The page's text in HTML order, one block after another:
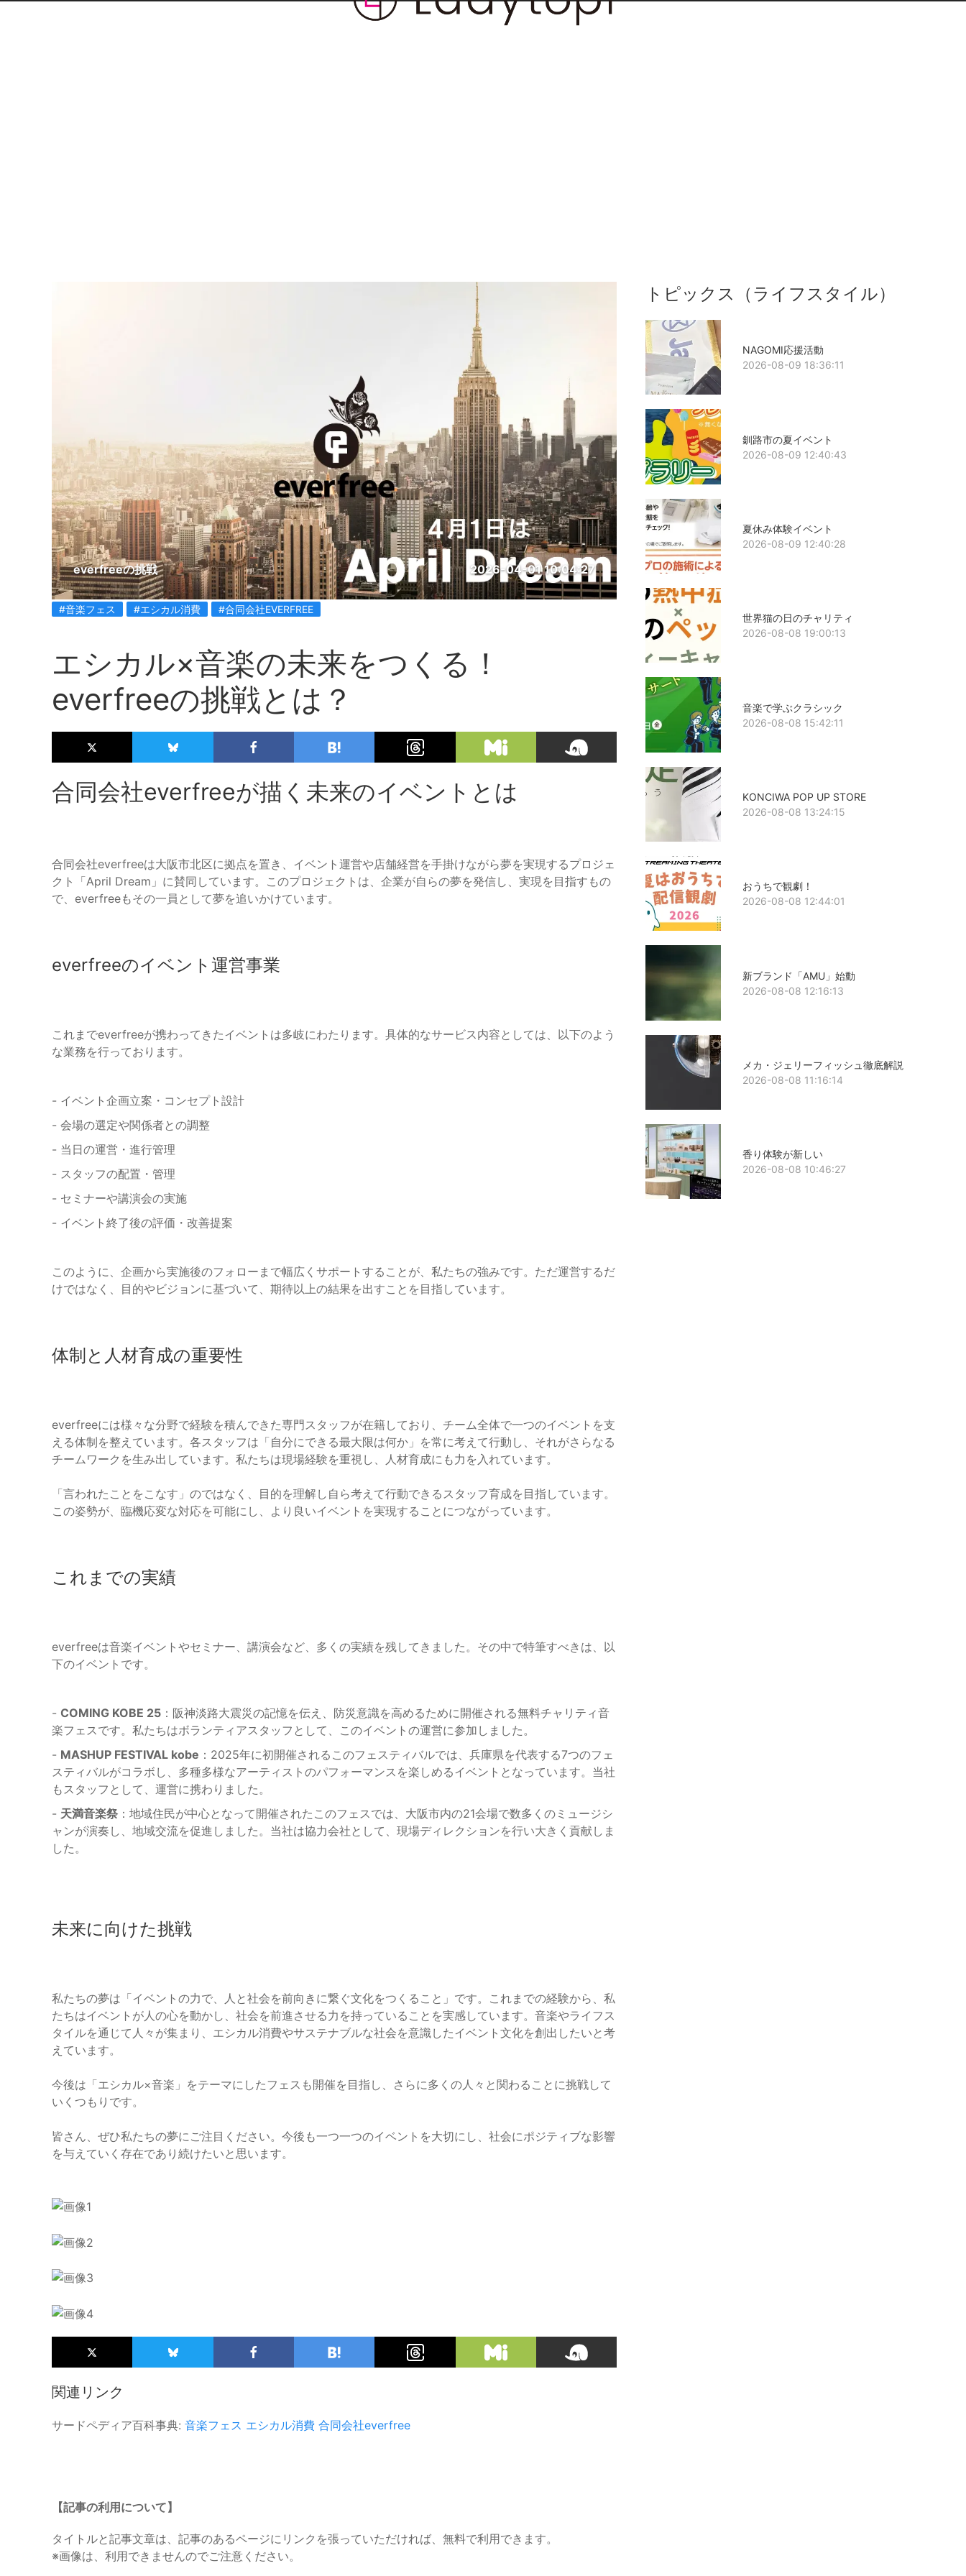
everfreeの挑戦 2026-04-01 10:04:27
#音楽フェス #エシカル消費 #合同会社EVERFREE
エシカル×音楽の未来をつくる！
everfreeの挑戦とは？
合同会社everfreeが描く未来のイベントとは
合同会社everfreeは大阪市北区に拠点を置き、イベント運営や店舗経営を手掛けながら夢を実現するプロジェ
クト「April Dream」に賛同しています。このプロジェクトは、企業が自らの夢を発信し、実現を目指すもの
で、everfreeもその一員として夢を追いかけています。
everfreeのイベント運営事業
これまでeverfreeが携わってきたイベントは多岐にわたります。具体的なサービス内容としては、以下のよう
な業務を行っております。
- イベント企画立案・コンセプト設計
- 会場の選定や関係者との調整
- 当日の運営・進行管理
- スタッフの配置・管理
- セミナーや講演会の実施
- イベント終了後の評価・改善提案
このように、企画から実施後のフォローまで幅広くサポートすることが、私たちの強みです。ただ運営するだ
けではなく、目的やビジョンに基づいて、期待以上の結果を出すことを目指しています。
体制と人材育成の重要性
everfreeには様々な分野で経験を積んできた専門スタッフが在籍しており、チーム全体で一つのイベントを支
える体制を整えています。各スタッフは「自分にできる最大限は何か」を常に考えて行動し、それがさらなる
チームワークを生み出しています。私たちは現場経験を重視し、人材育成にも力を入れています。
「言われたことをこなす」のではなく、目的を理解し自ら考えて行動できるスタッフ育成を目指しています。
この姿勢が、臨機応変な対応を可能にし、より良いイベントを実現することにつながっています。
これまでの実績
everfreeは音楽イベントやセミナー、講演会など、多くの実績を残してきました。その中で特筆すべきは、以
下のイベントです。
- COMING KOBE 25 ：阪神淡路大震災の記憶を伝え、防災意識を高めるために開催される無料チャリティ音
楽フェスです。私たちはボランティアスタッフとして、このイベントの運営に参加しました。
- MASHUP FESTIVAL kobe ：2025年に初開催されるこのフェスティバルでは、兵庫県を代表する7つのフェ
スティバルがコラボし、多種多様なアーティストのパフォーマンスを楽しめるイベントとなっています。当社
もスタッフとして、運営に携わりました。
- 天満音楽祭 ：地域住民が中心となって開催されたこのフェスでは、大阪市内の21会場で数多くのミュージシ
ャンが演奏し、地域交流を促進しました。当社は協力会社として、現場ディレクションを行い大きく貢献しま
した。
未来に向けた挑戦
私たちの夢は「イベントの力で、人と社会を前向きに繋ぐ文化をつくること」です。これまでの経験から、私
たちはイベントが人の心を動かし、社会を前進させる力を持っていることを実感しています。音楽やライフス
タイルを通じて人々が集まり、エシカル消費やサステナブルな社会を意識したイベント文化を創出したいと考
えています。
今後は「エシカル×音楽」をテーマにしたフェスも開催を目指し、さらに多くの人々と関わることに挑戦して
いくつもりです。
皆さん、ぜひ私たちの夢にご注目ください。今後も一つ一つのイベントを大切にし、社会にポジティブな影響
を与えていく存在であり続けたいと思います。
関連リンク
サードペディア百科事典: 音楽フェス エシカル消費 合同会社everfree
トピックス（ライフスタイル）
NAGOMI応援活動
2026-08-09 18:36:11
釧路市の夏イベント
2026-08-09 12:40:43
夏休み体験イベント
2026-08-09 12:40:28
世界猫の日のチャリティ
2026-08-08 19:00:13
音楽で学ぶクラシック
2026-08-08 15:42:11
KONCIWA POP UP STORE
2026-08-08 13:24:15
おうちで観劇！
2026-08-08 12:44:01
新ブランド「AMU」始動
2026-08-08 12:16:13
メカ・ジェリーフィッシュ徹底解説
2026-08-08 11:16:14
香り体験が新しい
2026-08-08 10:46:27
【記事の利用について】
タイトルと記事文章は、記事のあるページにリンクを張っていただければ、無料で利用できます。
※画像は、利用できませんのでご注意ください。